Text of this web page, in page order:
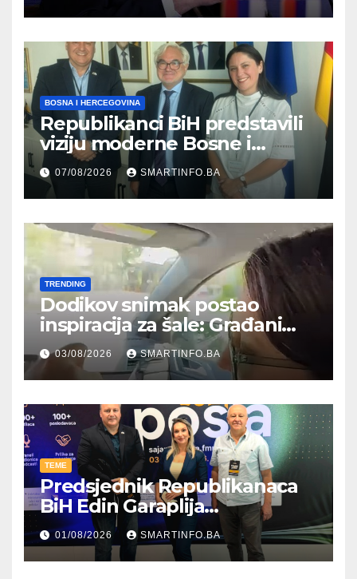
građanima
BOSNA I HERCEGOVINA
Republikanci BiH predstavili
viziju moderne Bosne i
Hercegovine ambasadoru
Njemačke
07/08/2026 SMARTINFO.BA
TRENDING
Dodikov snimak postao
inspiracija za šale: Građani
kroz parodiju poslali poruku
03/08/2026 SMARTINFO.BA
TEME
Predsjednik Republikanaca
BiH Edin Garaplija
prisustvovao prezentaciji
Federalnog sajma
zapošljavanja
01/08/2026 SMARTINFO.BA